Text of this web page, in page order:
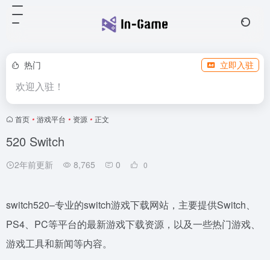
热门 立即入驻
欢迎入驻！
首页 • 游戏平台 • 资源 • 正文
520 Switch
2年前更新 8,765 0 0
switch520–专业的switch游戏下载网站，主要提供Switch、
PS4、PC等平台的最新游戏下载资源，以及一些热门游戏、
游戏工具和新闻等内容。